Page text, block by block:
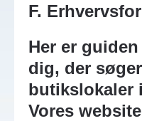
F.
Her er
dig, der
butikslokaler
Vores